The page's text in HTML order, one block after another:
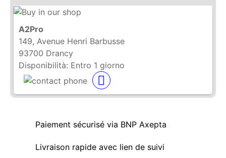
A2Pro
149, Avenue Henri Barbusse
93700 Drancy
Disponibilità: Entro 1 giorno
Paiement sécurisé via BNP Axepta
Livraison rapide avec lien de suivi